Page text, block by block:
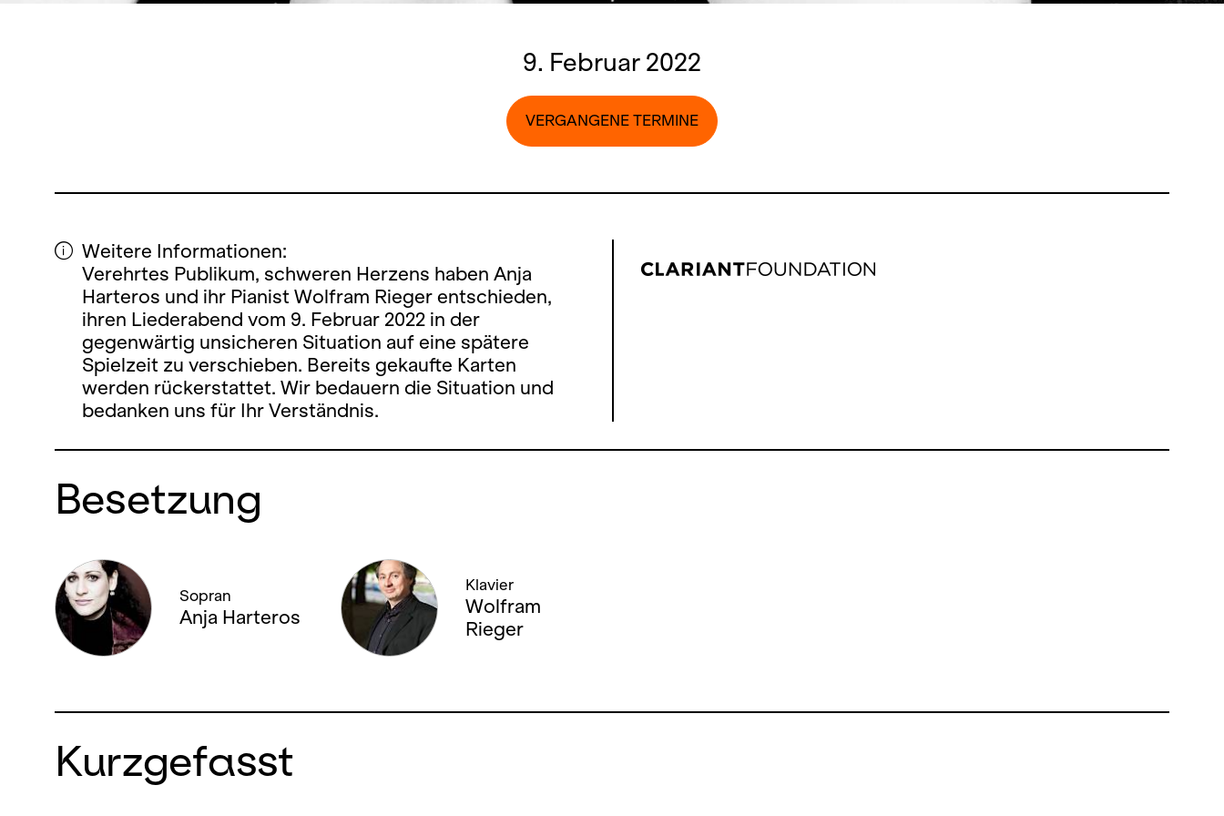
9. Februar 2022
VERGANGENE TERMINE
Weitere Informationen:
Verehrtes Publikum, schweren Herzens haben Anja
Harteros und ihr Pianist Wolfram Rieger entschieden,
ihren Liederabend vom 9. Februar 2022 in der
gegenwärtig unsicheren Situation auf eine spätere
Spielzeit zu verschieben. Bereits gekaufte Karten
werden rückerstattet. Wir bedauern die Situation und
bedanken uns für Ihr Verständnis.
Besetzung
Sopran
Anja Harteros
Klavier
Wolfram
Rieger
Kurzgefasst